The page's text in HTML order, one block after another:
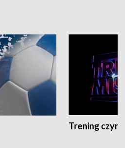
Trening czyni